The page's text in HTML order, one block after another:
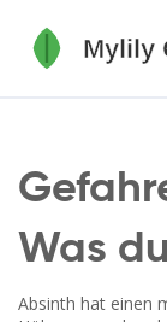
Was
Absinth hat einen